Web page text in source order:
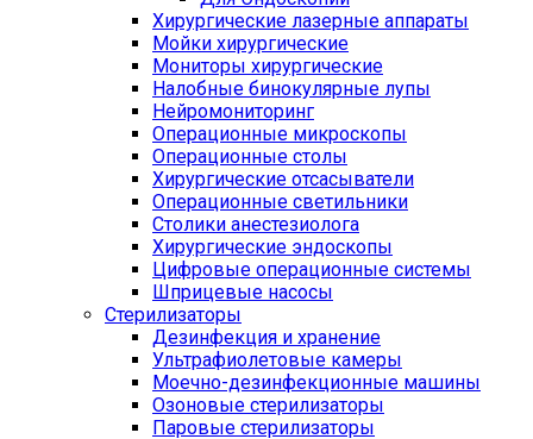
Хирургические лазерные аппараты
Мойки хирургические
Мониторы хирургические
Налобные бинокулярные лупы
Нейромониторинг
Операционные микроскопы
Операционные столы
Хирургические отсасыватели
Операционные светильники
Столики анестезиолога
Хирургические эндоскопы
Цифровые операционные системы
Шприцевые насосы
Стерилизаторы
Дезинфекция и хранение
Ультрафиолетовые камеры
Моечно-дезинфекционные машины
Озоновые стерилизаторы
Паровые стерилизаторы